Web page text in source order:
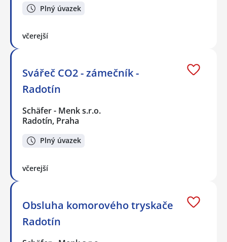
Plný úvazek
včerejší
Svářeč CO2 - zámečník -
Radotín
Schäfer - Menk s.r.o.
Radotín, Praha
Plný úvazek
včerejší
Obsluha komorového tryskače
Radotín